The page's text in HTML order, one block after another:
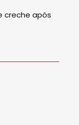
creche após